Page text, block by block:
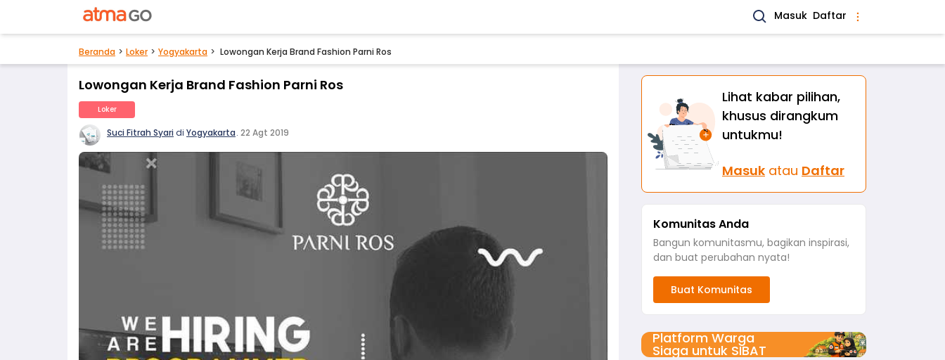
Masuk Daftar
Beranda Loker Yogyakarta Lowongan Kerja Brand Fashion Parni Ros
Lowongan Kerja Brand Fashion Parni Ros
Loker
Suci Fitrah Syaridi Yogyakarta. 22 Agt 2019
Lihat kabar pilihan,
khusus dirangkum
untukmu!
Masuk atau Daftar
Komunitas Anda
Bangun komunitasmu, bagikan inspirasi,
dan buat perubahan nyata!
Buat Komunitas
Platform Warga
Siaga untuk SIBAT